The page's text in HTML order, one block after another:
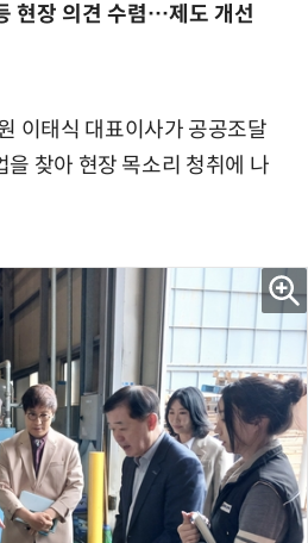
현장 의견 수렴…제도 개선
이태식 대표이사가 공공조달
을 찾아 현장 목소리 청취에 나